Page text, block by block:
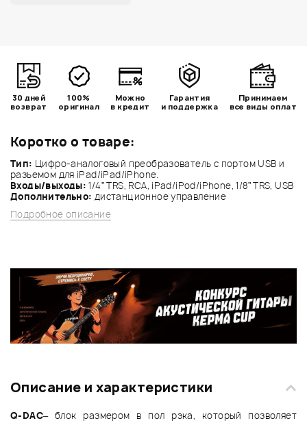
Коротко о товаре:
Тип: Цифро-аналоговый преобразователь с портом USB и
разъемом для iPad/iPad/iPhone.
Входы/выходы: 1/4” TRS, RCA, iPad/iPod/iPhone, 1/8” TRS, USB
Дополнительно: дистанционное управление
Подробное описание
30 дней
возврат
100%
оригинал
Можно
в кредит
Гарантия
и поддержка
Принимаем
все виды оплат
Описание и характеристики
Q-DAC– блок размером в пол рэка, который позволяет